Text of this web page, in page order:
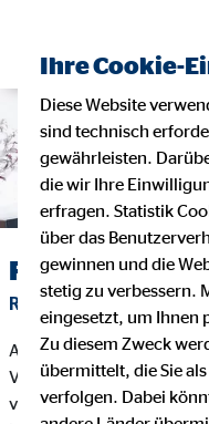
RICHTIGEN KURS
Als OVB
Vergütung und klare
von über 1.295
Ihre Cookie-
Diese Website
sind technisch
gewährleisten.
die wir Ihre
erfragen. Statistik
über das
gewinnen und die
stetig zu verbessern.
eingesetzt, um Ihnen
Zu diesem Zweck
übermittelt, die Sie
verfolgen. Dabei